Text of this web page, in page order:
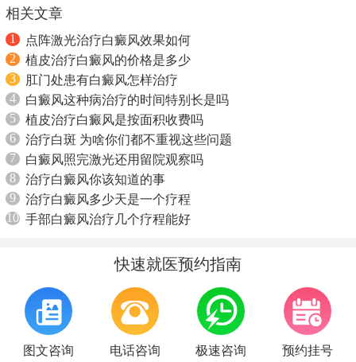
相关文章
1
点阵激光治疗白癜风效果如何
2
植皮治疗白癜风的价格是多少
3
肛门处患有白癜风怎样治疗
4
白癜风这种病治疗的时间特别长是吗
5
植皮治疗白癜风是按面积收费吗
6
治疗白斑 为啥你们都不重视这些问题
7
白癜风照完激光还用留院观察吗
8
治疗白癜风你该知道的事
9
治疗白癜风多少天是一个疗程
10 手部白癜风治疗几个疗程能好
快速就医预约指南
图文咨询 电话咨询 极速咨询 预约挂号